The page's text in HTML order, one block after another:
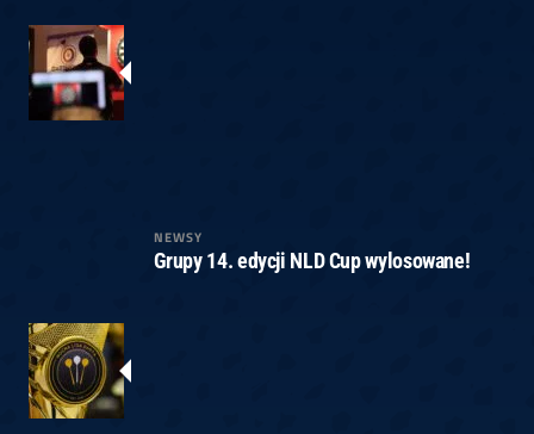
NEWSY
Grupy 14. edycji NLD Cup wylosowane!